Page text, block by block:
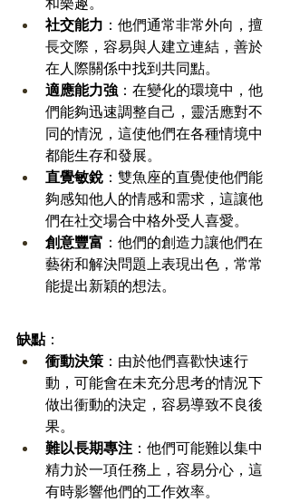
社交能力 ：他們通常非常外向，擅
長交際，容易與人建立連結，善於
在人際關係中找到共同點。
適應能力強 ：在變化的環境中，他
們能夠迅速調整自己，靈活應對不
同的情況，這使他們在各種情境中
都能生存和發展。
直覺敏銳 ：雙魚座的直覺使他們能
夠感知他人的情感和需求，這讓他
們在社交場合中格外受人喜愛。
創意豐富 ：他們的創造力讓他們在
藝術和解決問題上表現出色，常常
能提出新穎的想法。
缺點：
衝動決策 ：由於他們喜歡快速行
動，可能會在未充分思考的情況下
做出衝動的決定，容易導致不良後
果。
難以長期專注 ：他們可能難以集中
精力於一項任務上，容易分心，這
有時影響他們的工作效率。